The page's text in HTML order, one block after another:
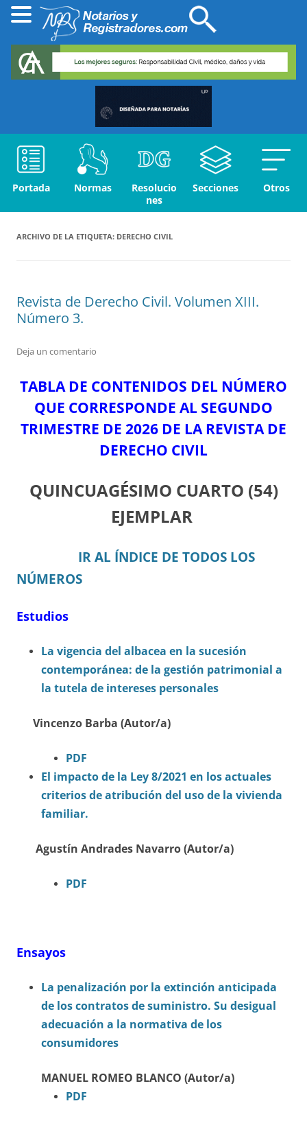
Portada Normas
Resolucio
nes
Secciones Otros
ARCHIVO DE LA ETIQUETA: DERECHO CIVIL
Revista de Derecho Civil. Volumen XIII.
Número 3.
Deja un comentario
TABLA DE CONTENIDOS DEL NÚMERO
QUE CORRESPONDE AL SEGUNDO
TRIMESTRE DE 2026 DE LA REVISTA DE
DERECHO CIVIL
QUINCUAGÉSIMO CUARTO (54)
EJEMPLAR
IR AL ÍNDICE DE TODOS LOS
NÚMEROS
Estudios
La vigencia del albacea en la sucesión
contemporánea: de la gestión patrimonial a
la tutela de intereses personales
Vincenzo Barba (Autor/a)
PDF
El impacto de la Ley 8/2021 en los actuales
criterios de atribución del uso de la vivienda
familiar.
Agustín Andrades Navarro (Autor/a)
PDF
Ensayos
La penalización por la extinción anticipada
de los contratos de suministro. Su desigual
adecuación a la normativa de los
consumidores
MANUEL ROMEO BLANCO (Autor/a)
PDF